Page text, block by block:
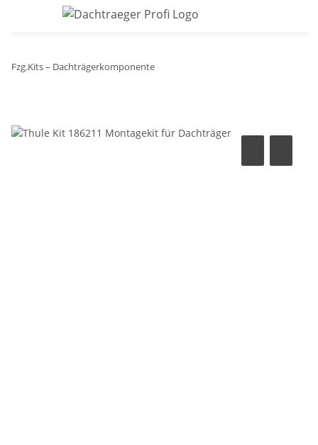
Fzg.Kits – Dachträgerkomponente